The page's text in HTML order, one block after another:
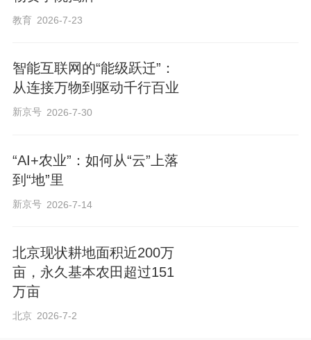
教育 2026-7-23
智能互联网的“能级跃迁”：
从连接万物到驱动千行百业
新京号 2026-7-30
“AI+农业”：如何从“云”上落
到“地”里
新京号 2026-7-14
北京现状耕地面积近200万
亩，永久基本农田超过151
万亩
北京 2026-7-2